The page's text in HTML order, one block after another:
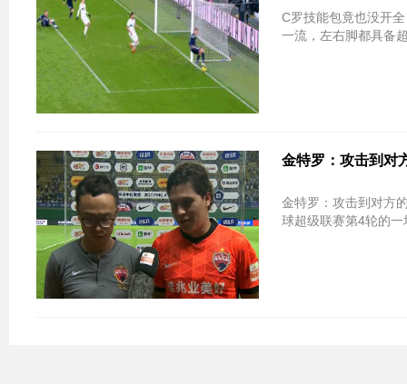
C罗技能包竟也没开全？不会倒地铲
一流，左右脚都具备
金特罗：攻击到对
金特罗：攻击到对方
球超级联赛第4轮的